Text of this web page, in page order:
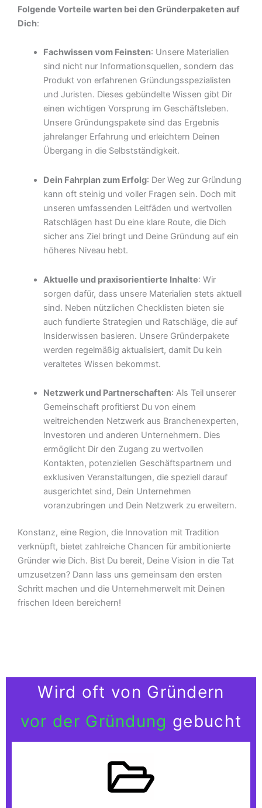
Folgende Vorteile warten bei den Gründerpaketen auf
Dich:
Fachwissen vom Feinsten: Unsere Materialien
sind nicht nur Informationsquellen, sondern das
Produkt von erfahrenen Gründungsspezialisten
und Juristen. Dieses gebündelte Wissen gibt Dir
einen wichtigen Vorsprung im Geschäftsleben.
Unsere Gründungspakete sind das Ergebnis
jahrelanger Erfahrung und erleichtern Deinen
Übergang in die Selbstständigkeit.
Dein Fahrplan zum Erfolg: Der Weg zur Gründung
kann oft steinig und voller Fragen sein. Doch mit
unseren umfassenden Leitfäden und wertvollen
Ratschlägen hast Du eine klare Route, die Dich
sicher ans Ziel bringt und Deine Gründung auf ein
höheres Niveau hebt.
Aktuelle und praxisorientierte Inhalte: Wir
sorgen dafür, dass unsere Materialien stets aktuell
sind. Neben nützlichen Checklisten bieten sie
auch fundierte Strategien und Ratschläge, die auf
Insiderwissen basieren. Unsere Gründerpakete
werden regelmäßig aktualisiert, damit Du kein
veraltetes Wissen bekommst.
Netzwerk und Partnerschaften: Als Teil unserer
Gemeinschaft profitierst Du von einem
weitreichenden Netzwerk aus Branchenexperten,
Investoren und anderen Unternehmern. Dies
ermöglicht Dir den Zugang zu wertvollen
Kontakten, potenziellen Geschäftspartnern und
exklusiven Veranstaltungen, die speziell darauf
ausgerichtet sind, Dein Unternehmen
voranzubringen und Dein Netzwerk zu erweitern.
Konstanz, eine Region, die Innovation mit Tradition
verknüpft, bietet zahlreiche Chancen für ambitionierte
Gründer wie Dich. Bist Du bereit, Deine Vision in die Tat
umzusetzen? Dann lass uns gemeinsam den ersten
Schritt machen und die Unternehmerwelt mit Deinen
frischen Ideen bereichern!
Wird oft von Gründern
vor der Gründung gebucht